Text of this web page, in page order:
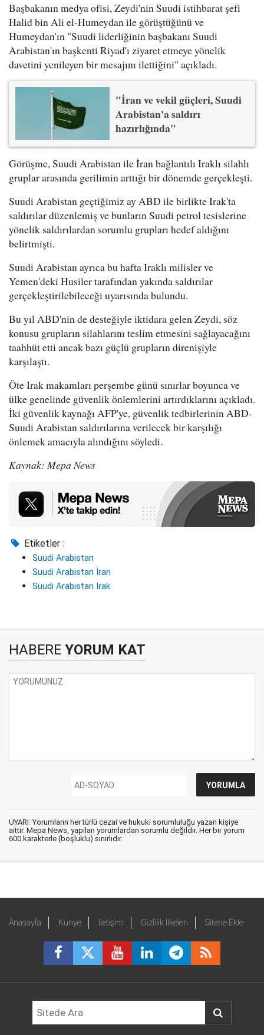
Başbakanın medya ofisi, Zeydi'nin Suudi istihbarat şefi
Halid bin Ali el-Humeydan ile görüştüğünü ve
Humeydan'ın "Suudi liderliğinin başbakanı Suudi
Arabistan'ın başkenti Riyad'ı ziyaret etmeye yönelik
davetini yenileyen bir mesajını ilettiğini" açıkladı.
"İran ve vekil güçleri, Suudi
Arabistan'a saldırı
hazırlığında"
Görüşme, Suudi Arabistan ile İran bağlantılı Iraklı silahlı
gruplar arasında gerilimin arttığı bir dönemde gerçekleşti.
Suudi Arabistan geçtiğimiz ay ABD ile birlikte Irak'ta
saldırılar düzenlemiş ve bunların Suudi petrol tesislerine
yönelik saldırılardan sorumlu grupları hedef aldığını
belirtmişti.
Suudi Arabistan ayrıca bu hafta Iraklı milisler ve
Yemen'deki Husiler tarafından yakında saldırılar
gerçekleştirilebileceği uyarısında bulundu.
Bu yıl ABD'nin de desteğiyle iktidara gelen Zeydi, söz
konusu grupların silahlarını teslim etmesini sağlayacağını
taahhüt etti ancak bazı güçlü grupların direnişiyle
karşılaştı.
Öte Irak makamları perşembe günü sınırlar boyunca ve
ülke genelinde güvenlik önlemlerini artırdıklarını açıkladı.
İki güvenlik kaynağı AFP'ye, güvenlik tedbirlerinin ABD-
Suudi Arabistan saldırılarına verilecek bir karşılığı
önlemek amacıyla alındığını söyledi.
Kaynak: Mepa News
Etiketler :
Suudi Arabistan
Suudi Arabistan İran
Suudi Arabistan Irak
HABERE YORUM KAT
UYARI: Yorumların her türlü cezai ve hukuki sorumluluğu yazan kişiye
aittir. Mepa News, yapılan yorumlardan sorumlu değildir. Her bir yorum
600 karakterle (boşluklu) sınırlıdır.
Anasayfa Künye İletişim Gizlilik İlkeleri Sitene Ekle